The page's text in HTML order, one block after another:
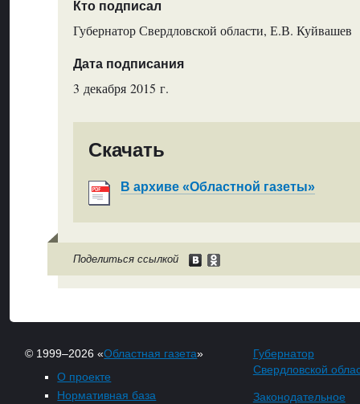
Кто подписал
Губернатор Свердловской области, Е.В. Куйвашев
Дата подписания
3 декабря 2015 г.
Скачать
В архиве «Областной газеты»
Поделиться ссылкой
© 1999–2026 «Областная газета»
О проекте
Нормативная база
Губернатор
Свердловской
Законодательное